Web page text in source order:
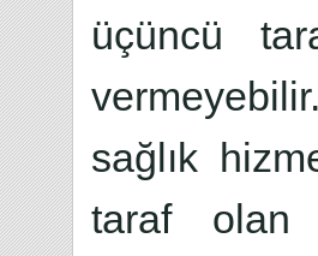
üçüncü
sağlık
taraf olan